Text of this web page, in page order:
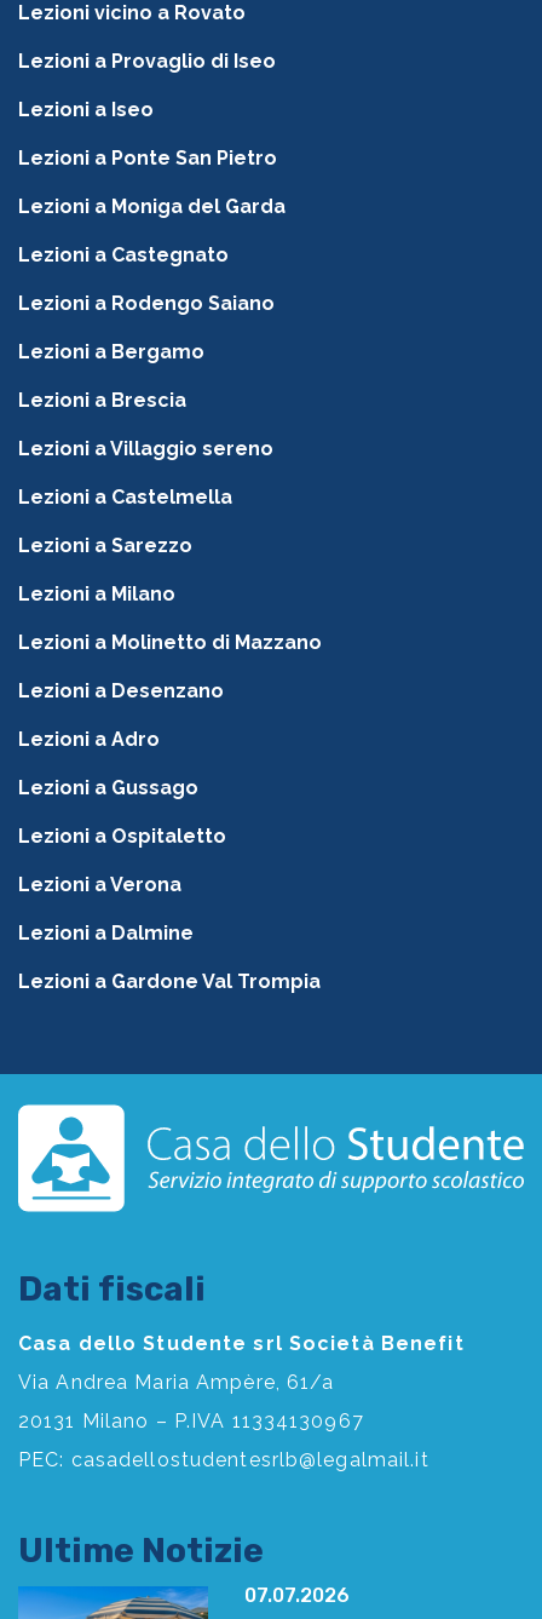
Lezioni vicino a Rovato
Lezioni a Provaglio di Iseo
Lezioni a Iseo
Lezioni a Ponte San Pietro
Lezioni a Moniga del Garda
Lezioni a Castegnato
Lezioni a Rodengo Saiano
Lezioni a Bergamo
Lezioni a Brescia
Lezioni a Villaggio sereno
Lezioni a Castelmella
Lezioni a Sarezzo
Lezioni a Milano
Lezioni a Molinetto di Mazzano
Lezioni a Desenzano
Lezioni a Adro
Lezioni a Gussago
Lezioni a Ospitaletto
Lezioni a Verona
Lezioni a Dalmine
Lezioni a Gardone Val Trompia
Dati fiscali
Casa dello Studente srl Società Benefit
Via Andrea Maria Ampère, 61/a
20131 Milano – P.IVA 11334130967
PEC: casadellostudentesrlb@legalmail.it
Ultime Notizie
07.07.2026